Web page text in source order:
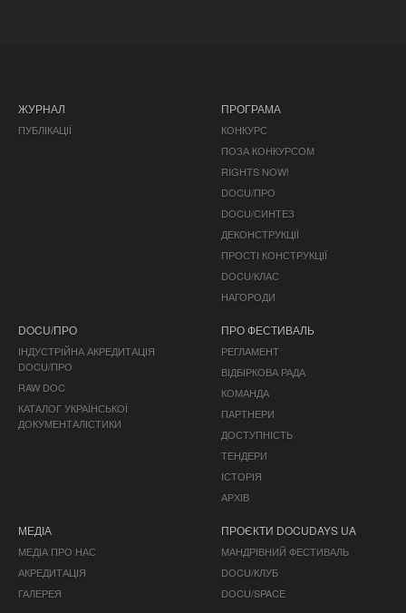
ЖУРНАЛ
ПУБЛІКАЦІЇ
ПРОГРАМА
КОНКУРС
ПОЗА КОНКУРСОМ
RIGHTS NOW!
DOCU/ПРО
DOCU/СИНТЕЗ
ДЕКОНСТРУКЦІЇ
ПРОСТІ КОНСТРУКЦІЇ
DOCU/КЛАС
НАГОРОДИ
DOCU/ПРО
ІНДУСТРІЙНА АКРЕДИТАЦІЯ
DOCU/ПРО
RAW DOC
КАТАЛОГ УКРАЇНСЬКОЇ
ДОКУМЕНТАЛІСТИКИ
ПРО ФЕСТИВАЛЬ
РЕГЛАМЕНТ
ВІДБІРКОВА РАДА
КОМАНДА
ПАРТНЕРИ
ДОСТУПНІСТЬ
ТЕНДЕРИ
ІСТОРІЯ
АРХІВ
МЕДІА
МЕДІА ПРО НАС
АКРЕДИТАЦІЯ
ГАЛЕРЕЯ
ПРОЄКТИ DOCUDAYS UA
МАНДРІВНИЙ ФЕСТИВАЛЬ
DOCU/КЛУБ
DOCU/SPACE